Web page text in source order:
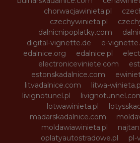
chorwacjawinieta.pl
czechywinieta.pl
dalnicnipoplatky.com
digital-vignette.de
e-
edalnice.org
edalnice.pl
electroniceviniete.com
estonskadalnice.com
litvadalnice.com
litwa-
livignotunel.pl
lotwawinieta.pl
madarskadalnice.com
moldawiawinieta.pl
oplatyautostradowe.pl
pl-